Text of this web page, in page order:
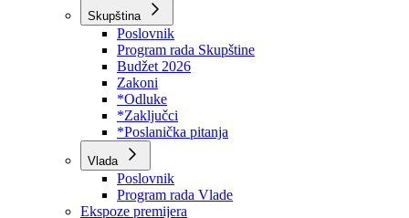
Turistička organizacija
Dokumenti
Skupština
Poslovnik
Program rada Skupštine
Budžet 2026
Zakoni
*Odluke
*Zaključci
*Poslanička pitanja
Vlada